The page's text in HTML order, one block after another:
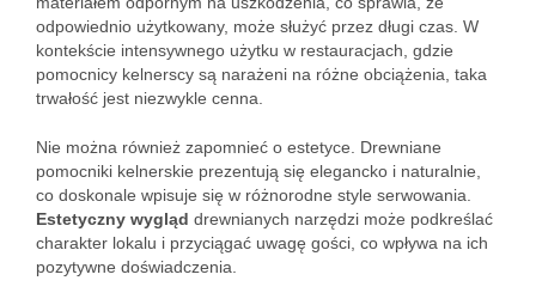
odpowiednio użytkowany, może służyć przez długi czas. W
kontekście intensywnego użytku w restauracjach, gdzie
pomocnicy kelnerscy są narażeni na różne obciążenia, taka
trwałość jest niezwykle cenna.
Nie można również zapomnieć o estetyce. Drewniane
pomocniki kelnerskie prezentują się elegancko i naturalnie,
co doskonale wpisuje się w różnorodne style serwowania.
Estetyczny wygląd drewnianych narzędzi może podkreślać
charakter lokalu i przyciągać uwagę gości, co wpływa na ich
pozytywne doświadczenia.